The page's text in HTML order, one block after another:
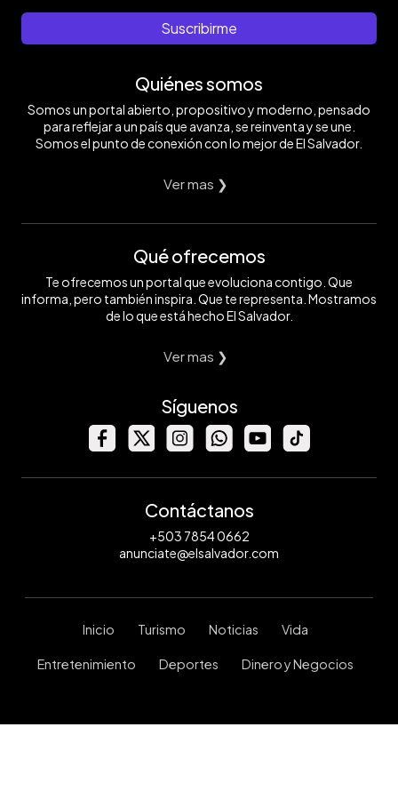
Suscribirme
Quiénes somos
Somos un portal abierto, propositivo y moderno, pensado
para reflejar a un país que avanza, se reinventa y se une.
Somos el punto de conexión con lo mejor de El Salvador.
Ver mas ❯
Qué ofrecemos
Te ofrecemos un portal que evoluciona contigo. Que
informa, pero también inspira. Que te representa. Mostramos
de lo que está hecho El Salvador.
Ver mas ❯
Síguenos
Contáctanos
+503 7854 0662
anunciate@elsalvador.com
Inicio Turismo Noticias Vida
Entretenimiento Deportes Dinero y Negocios